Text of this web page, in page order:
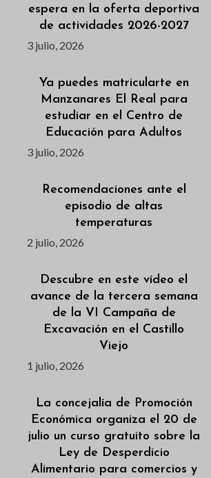
espera en la oferta deportiva
de actividades 2026-2027
3 julio, 2026
Ya puedes matricularte en
Manzanares El Real para
estudiar en el Centro de
Educación para Adultos
3 julio, 2026
Recomendaciones ante el
episodio de altas
temperaturas
2 julio, 2026
Descubre en este vídeo el
avance de la tercera semana
de la VI Campaña de
Excavación en el Castillo
Viejo
1 julio, 2026
La concejalía de Promoción
Económica organiza el 20 de
julio un curso gratuito sobre la
Ley de Desperdicio
Alimentario para comercios y